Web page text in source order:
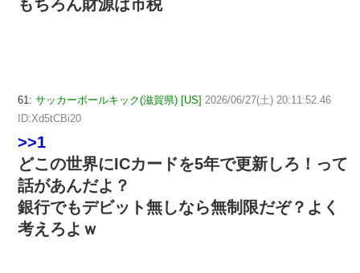
もちろん財源は市税
61: サッカーボールキック(滋賀県) [US] 2026/06/27(土) 20:11:52.46
ID:Xd5tCBi20
>>1
どこの世界にICカードを5年で更新しろ！って
話があんだよ？
銀行でもデビット無しなら無制限だぞ？よく
考えろよｗ